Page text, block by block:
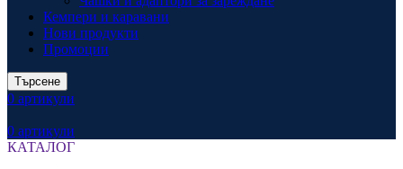
Кемпери и каравани
Нови продукти
Промоции
Търсене
0 артикули
0 артикули
КАТАЛОГ